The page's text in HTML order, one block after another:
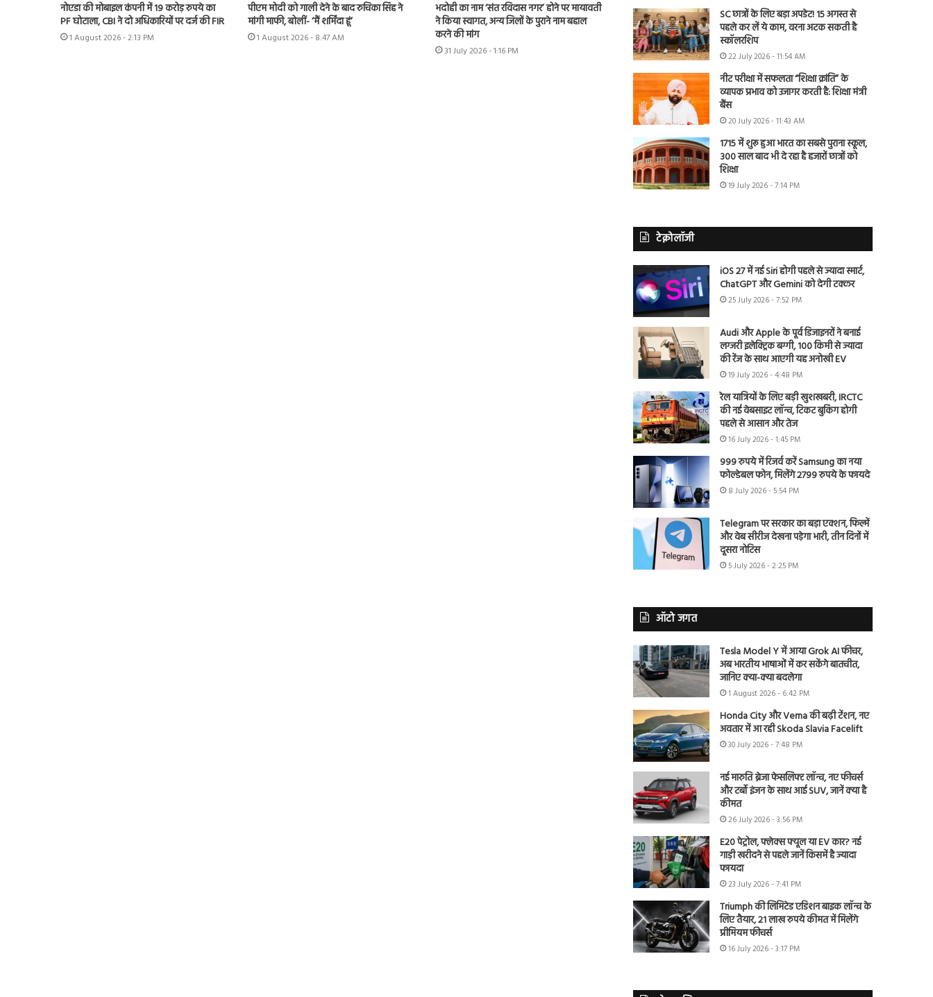
नोएडा की मोबाइल कंपनी में 19 करोड़ रुपये का
PF घोटाला, CBI ने दो अधिकारियों पर दर्ज की FIR
1 August 2026 - 2:13 PM
पीएम मोदी को गाली देने के बाद रुचिका सिंह ने
मांगी माफी, बोलीं- ‘मैं शर्मिंदा हूं’
1 August 2026 - 8:47 AM
भदोही का नाम ‘संत रविदास नगर’ होने पर मायावती
ने किया स्वागत, अन्य जिलों के पुराने नाम बहाल
करने की मांग
31 July 2026 - 1:16 PM
SC छात्रों के लिए बड़ा अपडेट! 15 अगस्त से
पहले कर लें ये काम, वरना अटक सकती है
स्कॉलरशिप
22 July 2026 - 11:54 AM
नीट परीक्षा में सफलता “शिक्षा क्रांति” के
व्यापक प्रभाव को उजागर करती है: शिक्षा मंत्री
बैंस
20 July 2026 - 11:43 AM
1715 में शुरू हुआ भारत का सबसे पुराना स्कूल,
300 साल बाद भी दे रहा है हजारों छात्रों को
शिक्षा
19 July 2026 - 7:14 PM
टेक्नोलॉजी
iOS 27 में नई Siri होगी पहले से ज्यादा स्मार्ट,
ChatGPT और Gemini को देगी टक्कर
25 July 2026 - 7:52 PM
Audi और Apple के पूर्व डिजाइनरों ने बनाई
लग्जरी इलेक्ट्रिक बग्गी, 100 किमी से ज्यादा
की रेंज के साथ आएगी यह अनोखी EV
19 July 2026 - 4:48 PM
रेल यात्रियों के लिए बड़ी खुशखबरी, IRCTC
की नई वेबसाइट लॉन्च, टिकट बुकिंग होगी
पहले से आसान और तेज
16 July 2026 - 1:45 PM
999 रुपये में रिजर्व करें Samsung का नया
फोल्डेबल फोन, मिलेंगे 2799 रुपये के फायदे
8 July 2026 - 5:54 PM
Telegram पर सरकार का बड़ा एक्शन, फिल्में
और वेब सीरीज देखना पड़ेगा भारी, तीन दिनों में
दूसरा नोटिस
5 July 2026 - 2:25 PM
ऑटो जगत
Tesla Model Y में आया Grok AI फीचर,
अब भारतीय भाषाओं में कर सकेंगे बातचीत,
जानिए क्या-क्या बदलेगा
1 August 2026 - 6:42 PM
Honda City और Verna की बढ़ी टेंशन, नए
अवतार में आ रही Skoda Slavia Facelift
30 July 2026 - 7:48 PM
नई मारुति ब्रेजा फेसलिफ्ट लॉन्च, नए फीचर्स
और टर्बो इंजन के साथ आई SUV, जानें क्या है
कीमत
26 July 2026 - 3:56 PM
E20 पेट्रोल, फ्लेक्स फ्यूल या EV कार? नई
गाड़ी खरीदने से पहले जानें किसमें है ज्यादा
फायदा
23 July 2026 - 7:41 PM
Triumph की लिमिटेड एडिशन बाइक लॉन्च के
लिए तैयार, 21 लाख रुपये कीमत में मिलेंगे
प्रीमियम फीचर्स
16 July 2026 - 3:17 PM